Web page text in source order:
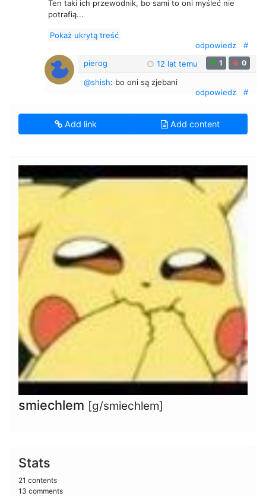
Ten taki ich przewodnik, bo sami to oni myśleć nie
potrafią...
Pokaż ukrytą treść
odpowiedz
#
pierog
12 lat temu 1 0
@shish: bo oni są zjebani
odpowiedz
#
Add link Add content
smiechlem [g/smiechlem]
Stats
21 contents
13 comments